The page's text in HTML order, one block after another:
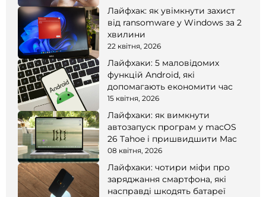
Лайфхак: як увімкнути захист
від ransomware у Windows за 2
хвилини
22 квітня, 2026
Лайфхаки: 5 маловідомих
функцій Android, які
допомагають економити час
15 квітня, 2026
Лайфхаки: як вимкнути
автозапуск програм у macOS
26 Tahoe і пришвидшити Mac
08 квітня, 2026
Лайфхаки: чотири міфи про
заряджання смартфона, які
насправді шкодять батареї